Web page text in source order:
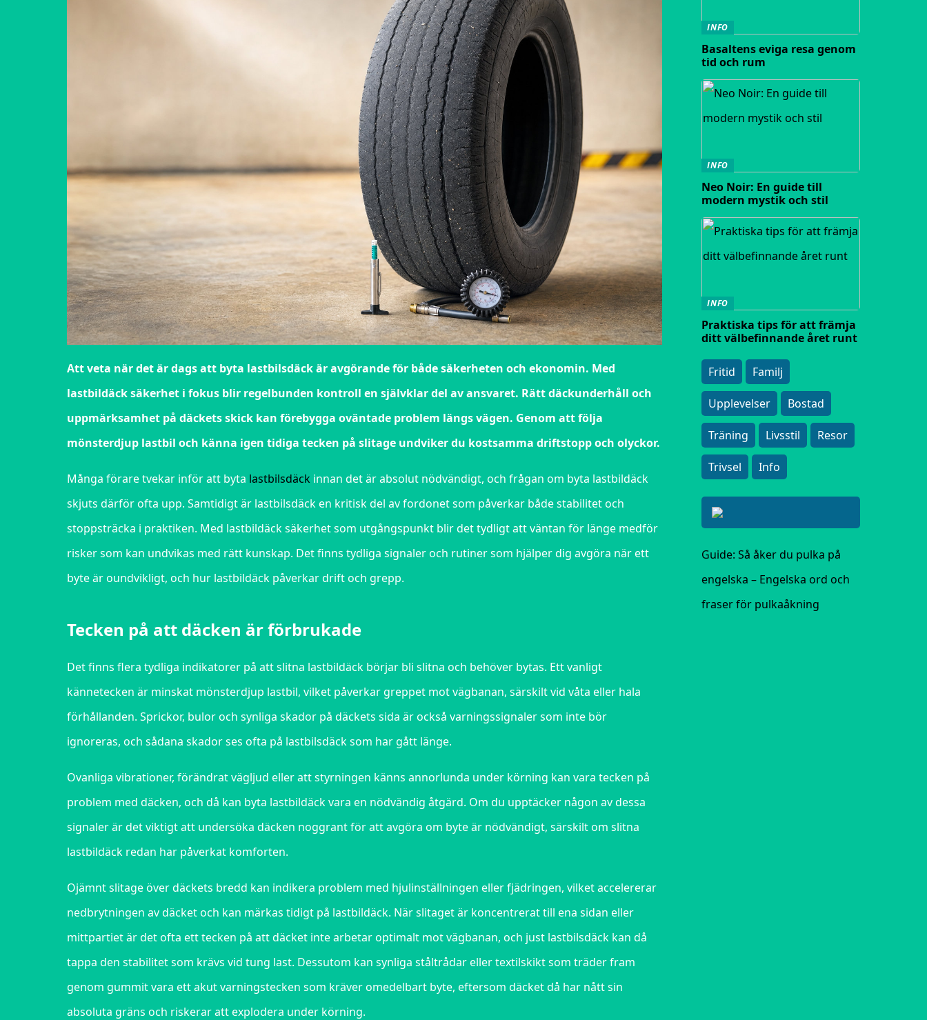
Att veta när det är dags att byta lastbilsdäck är avgörande för både säkerheten och ekonomin. Med
lastbildäck säkerhet i fokus blir regelbunden kontroll en självklar del av ansvaret. Rätt däckunderhåll och
uppmärksamhet på däckets skick kan förebygga oväntade problem längs vägen. Genom att följa
mönsterdjup lastbil och känna igen tidiga tecken på slitage undviker du kostsamma driftstopp och olyckor.
Många förare tvekar inför att byta lastbilsdäck innan det är absolut nödvändigt, och frågan om byta lastbildäck
skjuts därför ofta upp. Samtidigt är lastbilsdäck en kritisk del av fordonet som påverkar både stabilitet och
stoppsträcka i praktiken. Med lastbildäck säkerhet som utgångspunkt blir det tydligt att väntan för länge medför
risker som kan undvikas med rätt kunskap. Det finns tydliga signaler och rutiner som hjälper dig avgöra när ett
byte är oundvikligt, och hur lastbildäck påverkar drift och grepp.
Tecken på att däcken är förbrukade
Det finns flera tydliga indikatorer på att slitna lastbildäck börjar bli slitna och behöver bytas. Ett vanligt
kännetecken är minskat mönsterdjup lastbil, vilket påverkar greppet mot vägbanan, särskilt vid våta eller hala
förhållanden. Sprickor, bulor och synliga skador på däckets sida är också varningssignaler som inte bör
ignoreras, och sådana skador ses ofta på lastbilsdäck som har gått länge.
Ovanliga vibrationer, förändrat vägljud eller att styrningen känns annorlunda under körning kan vara tecken på
problem med däcken, och då kan byta lastbildäck vara en nödvändig åtgärd. Om du upptäcker någon av dessa
signaler är det viktigt att undersöka däcken noggrant för att avgöra om byte är nödvändigt, särskilt om slitna
lastbildäck redan har påverkat komforten.
Ojämnt slitage över däckets bredd kan indikera problem med hjulinställningen eller fjädringen, vilket accelererar
nedbrytningen av däcket och kan märkas tidigt på lastbildäck. När slitaget är koncentrerat till ena sidan eller
mittpartiet är det ofta ett tecken på att däcket inte arbetar optimalt mot vägbanan, och just lastbilsdäck kan då
tappa den stabilitet som krävs vid tung last. Dessutom kan synliga ståltrådar eller textilskikt som träder fram
genom gummit vara ett akut varningstecken som kräver omedelbart byte, eftersom däcket då har nått sin
absoluta gräns och riskerar att explodera under körning.
INFO
Basaltens eviga resa genom
tid och rum
INFO
Neo Noir: En guide till
modern mystik och stil
INFO
Praktiska tips för att främja
ditt välbefinnande året runt
Fritid Familj
Upplevelser Bostad
Träning Livsstil Resor
Trivsel Info
Guide: Så åker du pulka på
engelska – Engelska ord och
fraser för pulkaåkning